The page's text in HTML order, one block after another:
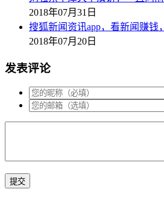
2018年07月31日
搜狐新闻资讯app，看新闻赚钱
2018年07月20日
发表评论